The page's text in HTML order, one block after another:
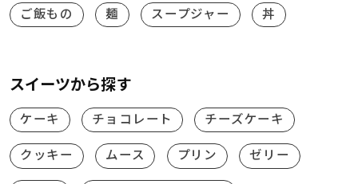
ご飯もの 麺 スープジャー 丼
スイーツから探す
ケーキ チョコレート チーズケーキ
クッキー ムース プリン ゼリー